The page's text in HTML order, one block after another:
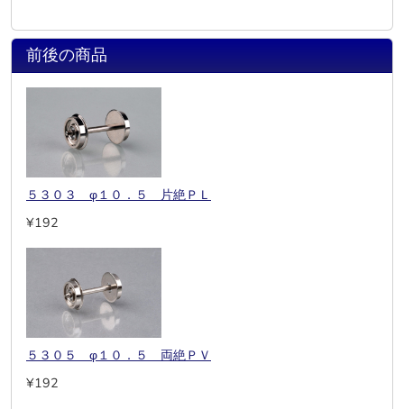
前後の商品
５３０３ φ１０．５ 片絶ＰＬ
¥192
５３０５ φ１０．５ 両絶ＰＶ
¥192